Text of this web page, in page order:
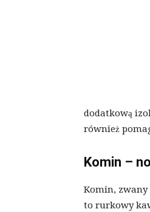
dodatkową
również
Komin –
Komin,
to rurkowy